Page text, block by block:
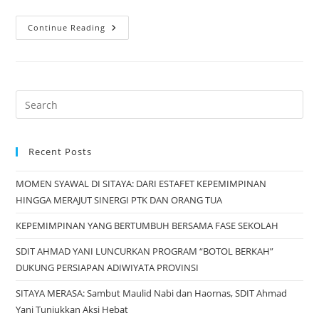
Continue Reading
Recent Posts
MOMEN SYAWAL DI SITAYA: DARI ESTAFET KEPEMIMPINAN
HINGGA MERAJUT SINERGI PTK DAN ORANG TUA
KEPEMIMPINAN YANG BERTUMBUH BERSAMA FASE SEKOLAH
SDIT AHMAD YANI LUNCURKAN PROGRAM “BOTOL BERKAH”
DUKUNG PERSIAPAN ADIWIYATA PROVINSI
SITAYA MERASA: Sambut Maulid Nabi dan Haornas, SDIT Ahmad
Yani Tunjukkan Aksi Hebat